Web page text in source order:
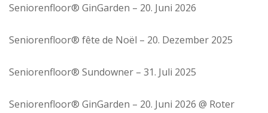
Seniorenfloor® GinGarden – 20. Juni 2026
Seniorenfloor® fête de Noël – 20. Dezember 2025
Seniorenfloor® Sundowner – 31. Juli 2025
Seniorenfloor® GinGarden – 20. Juni 2026 @ Roter